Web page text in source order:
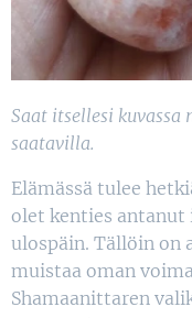
Saat itsellesi kuvassa
saatavilla.
Elämässä tulee
olet kenties antanut
ulospäin. Tällöin on
muistaa oman
Shamaanittaren